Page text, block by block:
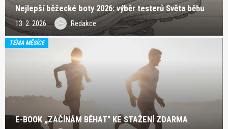
Nejlepší běžecké boty 2026: výběr testerů Světa běhu
13. 2. 2026 Redakce
TÉMA MĚSÍCE
E-BOOK „ZAČÍNÁM BĚHAT“ KE STAŽENÍ ZDARMA